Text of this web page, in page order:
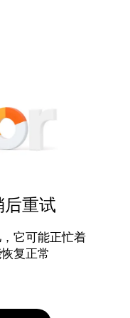
后重试
它可能正忙着
复正常